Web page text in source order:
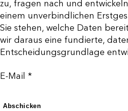
zu, fragen nach und
einem unverbindlichen
Sie stehen, welche Daten
wir daraus eine fundierte,
Entscheidungsgrundlage
E-Mail *
Abschicken